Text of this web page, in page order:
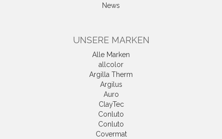
News
UNSERE MARKEN
Alle Marken
allcolor
Argilla Therm
Argilus
Auro
ClayTec
Conluto
Conluto
Covermat